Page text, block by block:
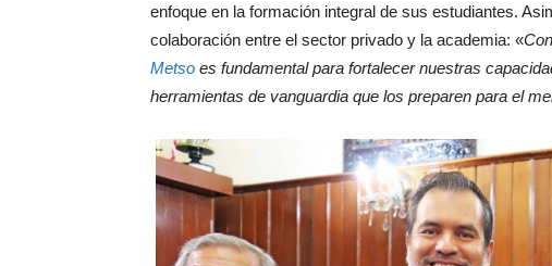
enfoque en la formación integral de sus estudiantes.
colaboración entre el sector privado y la academia: «
Metso es fundamental para fortalecer nuestras
herramientas de vanguardia que los preparen para el